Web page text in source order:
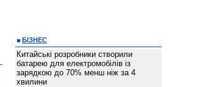
БІЗНЕС
Китайські розробники створили
батарею для електромобілів із
зарядкою до 70% менш ніж за 4
хвилини